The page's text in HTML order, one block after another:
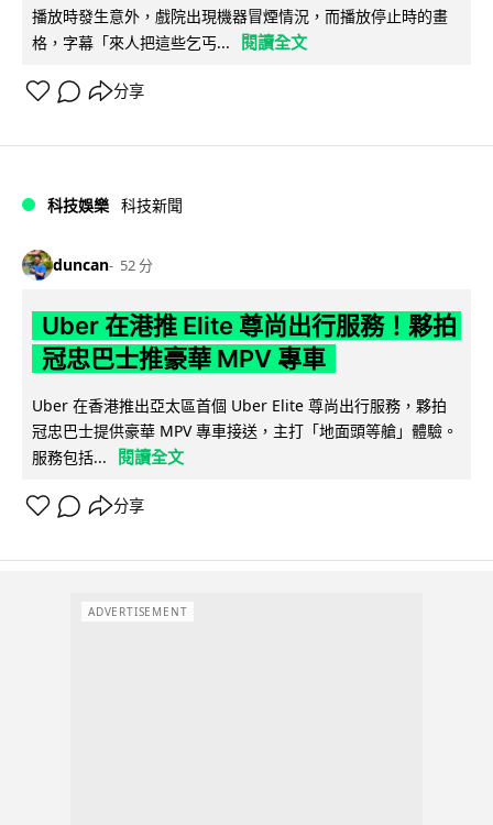
播放時發生意外，戲院出現機器冒煙情況，而播放停止時的畫
格，字幕「來人把這些乞丐...
閱讀全文
分享
科技娛樂 科技新聞
duncan 52 分
Uber 在港推 Elite 尊尚出行服務！夥拍
冠忠巴士推豪華 MPV 專車
Uber 在香港推出亞太區首個 Uber Elite 尊尚出行服務，夥拍
冠忠巴士提供豪華 MPV 專車接送，主打「地面頭等艙」體驗。
服務包括...
閱讀全文
分享
ADVERTISEMENT